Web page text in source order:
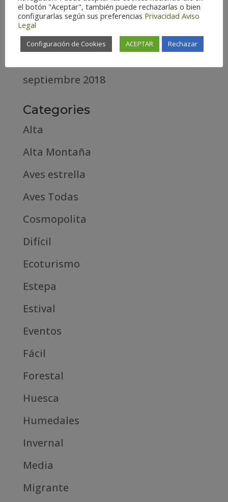
abril 2020
marzo 2020
septiembre 2018
Categories
Alta
Alta Montaña
Aves estrella
Aves Todas
Cosmopolita
Difícil
Ecoturismo
Estepa
Estival
Eventos
Fácil
Forestal
Huesca
Humedales
Invernal
Media
Migrante
el botón "Aceptar", también puede rechazarlas o bien
configurarlas según sus preferencias Privacidad Aviso
Legal
Configuración de Cookies ACEPTAR Rechazar